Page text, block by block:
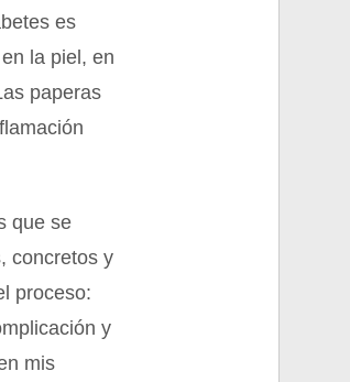
es
la piel, en
paperas
que se
concretos y
proceso:
y
mis